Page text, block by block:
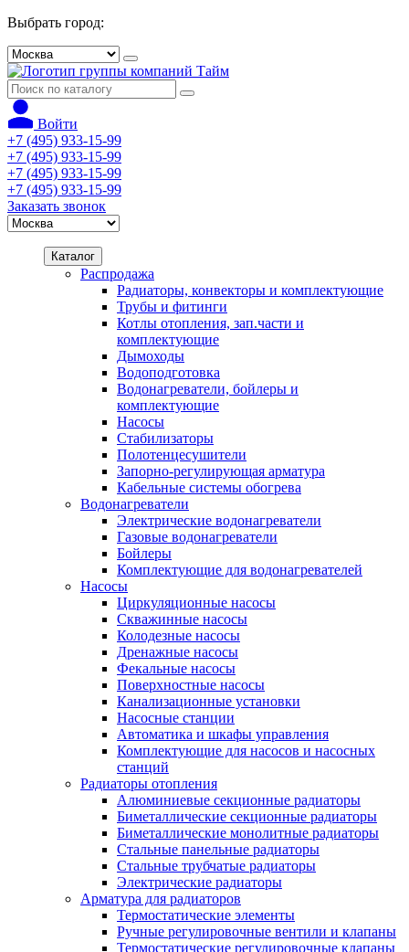
Выбрать город:
Войти
+7 (495) 933-15-99
+7 (495) 933-15-99
+7 (495) 933-15-99
+7 (495) 933-15-99
Заказать звонок
Каталог
Распродажа
Радиаторы, конвекторы и комплектующие
Трубы и фитинги
Котлы отопления, зап.части и
комплектующие
Дымоходы
Водоподготовка
Водонагреватели, бойлеры и
комплектующие
Насосы
Стабилизаторы
Полотенцесушители
Запорно-регулирующая арматура
Кабельные системы обогрева
Водонагреватели
Электрические водонагреватели
Газовые водонагреватели
Бойлеры
Комплектующие для водонагревателей
Насосы
Циркуляционные насосы
Скважинные насосы
Колодезные насосы
Дренажные насосы
Фекальные насосы
Поверхностные насосы
Канализационные установки
Насосные станции
Автоматика и шкафы управления
Комплектующие для насосов и насосных
станций
Радиаторы отопления
Алюминиевые секционные радиаторы
Биметаллические секционные радиаторы
Биметаллические монолитные радиаторы
Стальные панельные радиаторы
Стальные трубчатые радиаторы
Электрические радиаторы
Арматура для радиаторов
Термостатические элементы
Ручные регулировочные вентили и клапаны
Термостатические регулировочные клапаны